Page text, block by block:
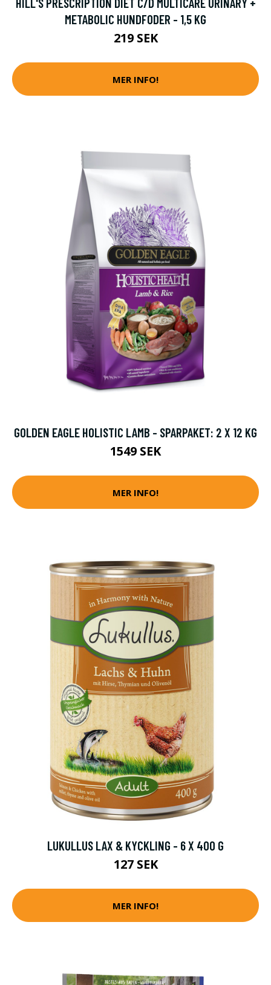
METABOLIC HUNDFODER - 1,5 KG
219 SEK
MER INFO!
GOLDEN EAGLE HOLISTIC LAMB - SPARPAKET: 2 X 12 KG
1549 SEK
MER INFO!
LUKULLUS LAX & KYCKLING - 6 X 400 G
127 SEK
MER INFO!